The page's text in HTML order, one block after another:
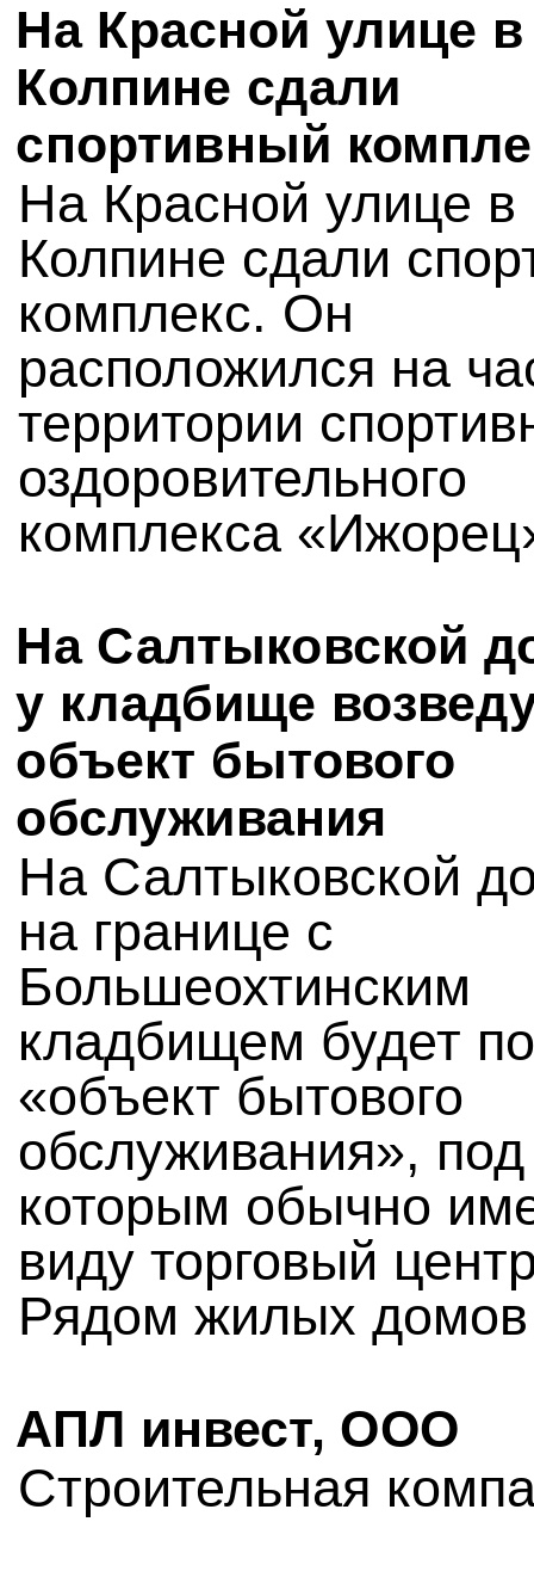
На Красной улице в
Колпине сдали
спортивный
На Красной улице в
Колпине сдали
комплекс. Он
расположился на
территории
оздоровительного
комплекса
На Салтыковской
у кладбище
объект бытового
обслуживания
На Салтыковской
на границе с
Большеохтинским
кладбищем будет
«объект бытового
обслуживания», под
которым обычно
виду торговый
Рядом жилых домов
АПЛ инвест, ООО
Строительная